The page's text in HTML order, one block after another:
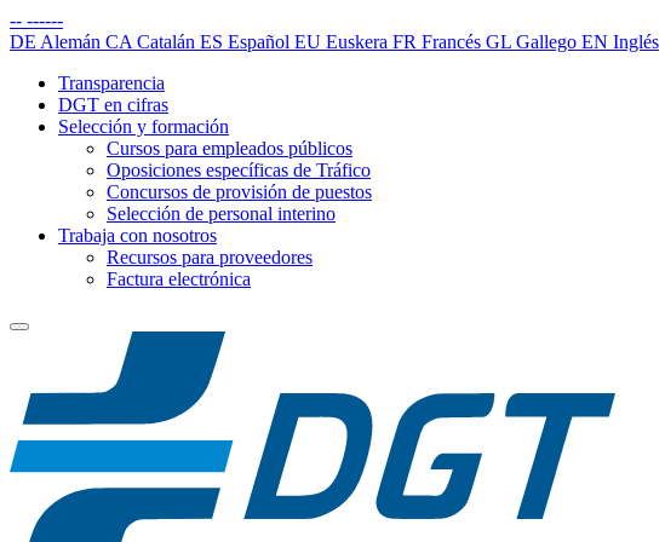
-- ------
DE Alemán CA Catalán ES Español EU Euskera FR Francés GL Gallego EN Inglés
Transparencia
DGT en cifras
Selección y formación
Cursos para empleados públicos
Oposiciones específicas de Tráfico
Concursos de provisión de puestos
Selección de personal interino
Trabaja con nosotros
Recursos para proveedores
Factura electrónica